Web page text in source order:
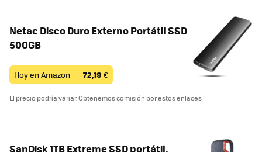
Netac Disco Duro Externo Portátil SSD
500GB
Hoy en Amazon — 72,19 €
El precio podría variar. Obtenemos comisión por estos enlaces
SanDisk 1TB Extreme SSD portátil,